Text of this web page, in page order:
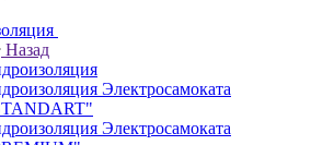
Назад
Электросамоката
Электросамоката